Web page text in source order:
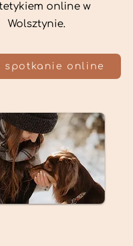
online w
Wolsztynie.
spotkanie online